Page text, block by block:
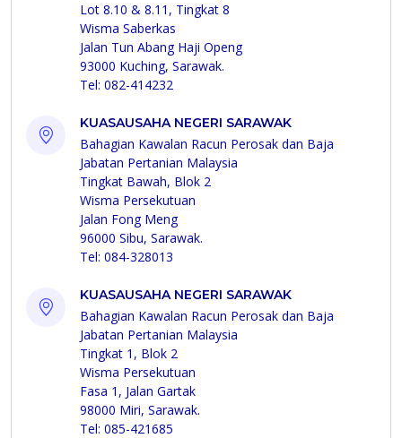
Lot 8.10 & 8.11, Tingkat 8
Wisma Saberkas
Jalan Tun Abang Haji Openg
93000 Kuching, Sarawak.
Tel: 082-414232
KUASAUSAHA NEGERI SARAWAK
Bahagian Kawalan Racun Perosak dan Baja
Jabatan Pertanian Malaysia
Tingkat Bawah, Blok 2
Wisma Persekutuan
Jalan Fong Meng
96000 Sibu, Sarawak.
Tel: 084-328013
KUASAUSAHA NEGERI SARAWAK
Bahagian Kawalan Racun Perosak dan Baja
Jabatan Pertanian Malaysia
Tingkat 1, Blok 2
Wisma Persekutuan
Fasa 1, Jalan Gartak
98000 Miri, Sarawak.
Tel: 085-421685